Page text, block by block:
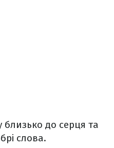
до серця та
слова.